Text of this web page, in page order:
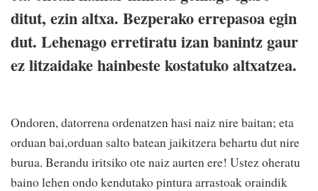
ditut, ezin altxa. Bezperako errepasoa egin
dut. Lehenago erretiratu izan banintz gaur
ez litzaidake hainbeste kostatuko altxatzea.
Ondoren, datorrena ordenatzen hasi naiz nire baitan; eta
orduan bai,orduan salto batean jaikitzera behartu dut nire
burua. Berandu iritsiko ote naiz aurten ere! Ustez oheratu
baino lehen ondo kendutako pintura arrastoak oraindik